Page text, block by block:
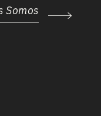
Somos